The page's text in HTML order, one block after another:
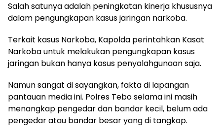
Salah satunya adalah peningkatan kinerja khususnya
dalam pengungkapan kasus jaringan narkoba.
Terkait kasus Narkoba, Kapolda perintahkan Kasat
Narkoba untuk melakukan pengungkapan kasus
jaringan bukan hanya kasus penyalahgunaan saja.
Namun sangat di sayangkan, fakta di lapangan
pantauan media ini. Polres Tebo selama ini masih
menangkap pengedar dan bandar kecil, belum ada
pengedar atau bandar besar yang di tangkap.